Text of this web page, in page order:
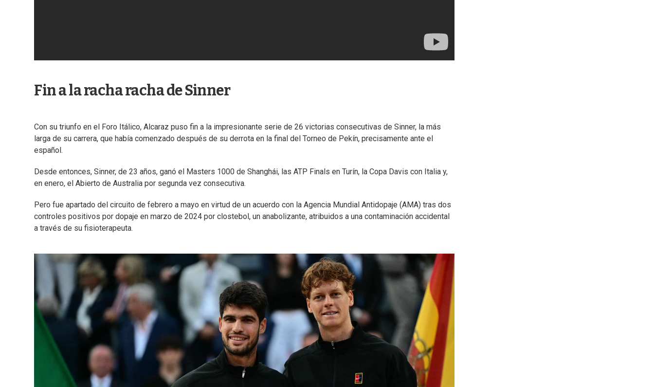
Fin a la racha racha de Sinner
Con su triunfo en el Foro Itálico, Alcaraz puso fin a la impresionante serie de 26 victorias consecutivas de Sinner, la más
larga de su carrera, que había comenzado después de su derrota en la final del Torneo de Pekín, precisamente ante el
español.
Desde entonces, Sinner, de 23 años, ganó el Masters 1000 de Shanghái, las ATP Finals en Turín, la Copa Davis con Italia y,
en enero, el Abierto de Australia por segunda vez consecutiva.
Pero fue apartado del circuito de febrero a mayo en virtud de un acuerdo con la Agencia Mundial Antidopaje (AMA) tras dos
controles positivos por dopaje en marzo de 2024 por clostebol, un anabolizante, atribuidos a una contaminación accidental
a través de su fisioterapeuta.